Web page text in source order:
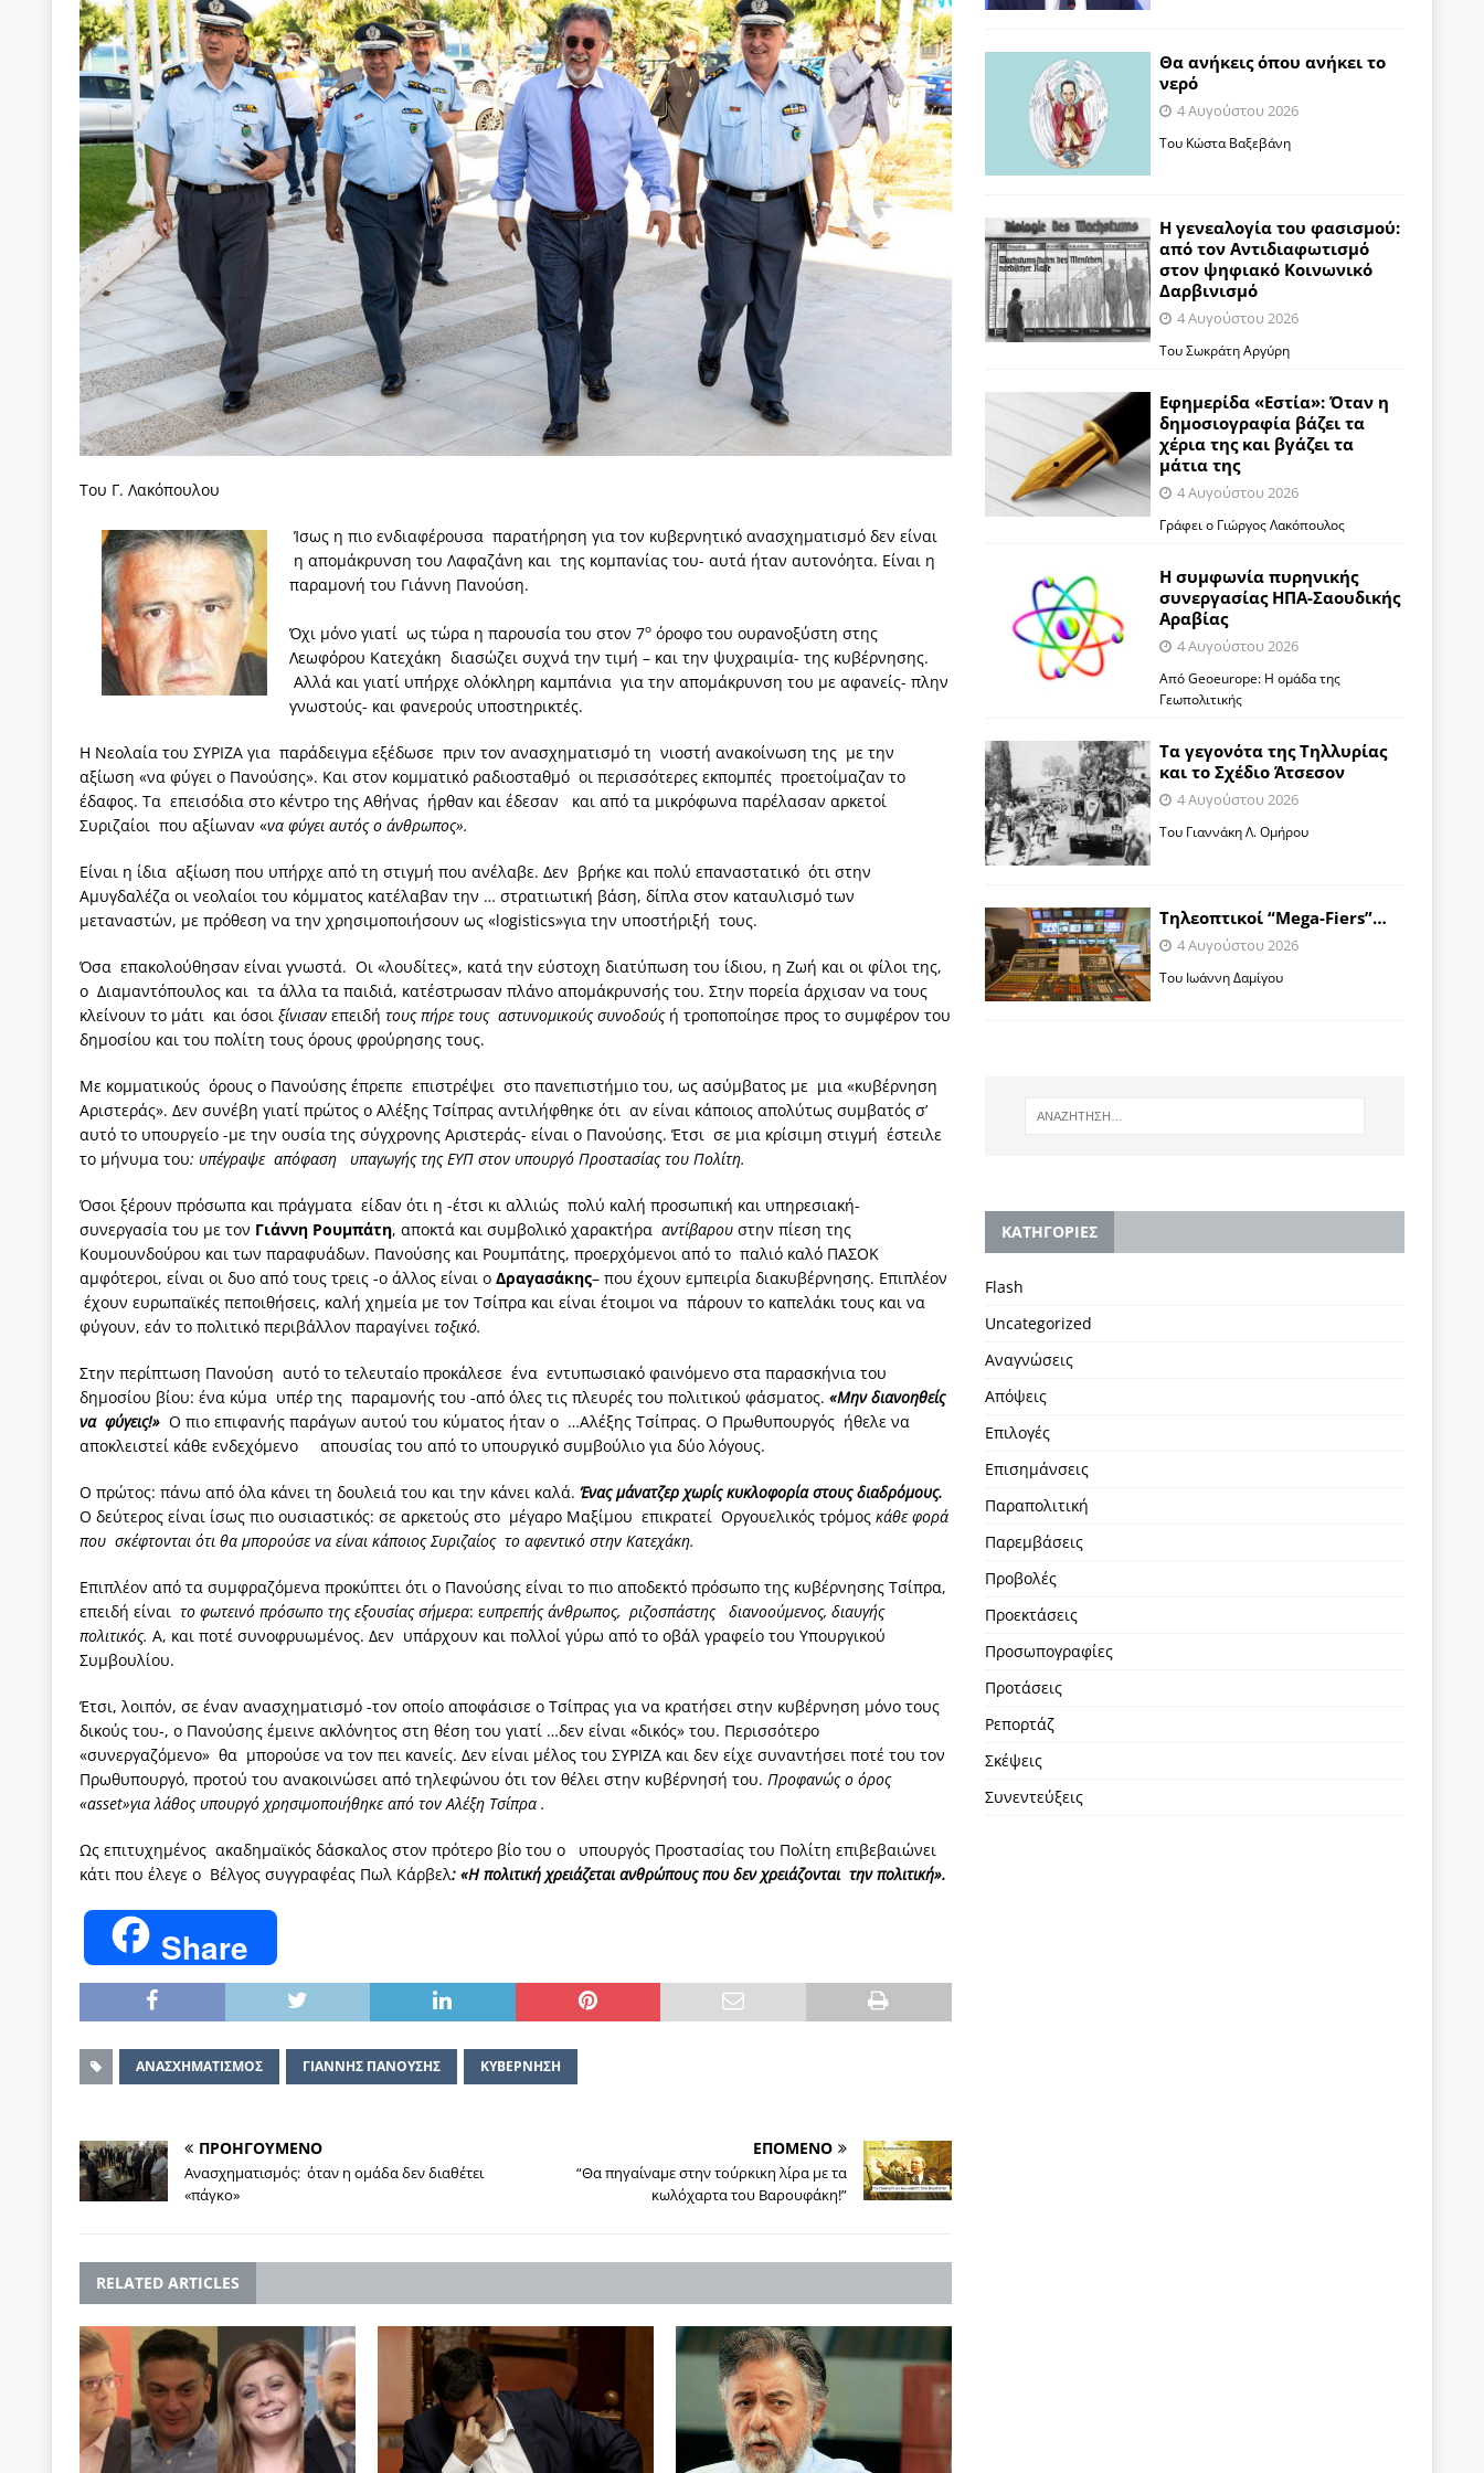
[ 22 Μαΐου 2020 ] Μακάριος Λαζαρίδης: Έργο!
ΠΡΟΣΩΠΟΓΡΑΦΙΕΣ
[ 5 Αυγούστου 2026 ] Κυριάκος Μητσοτάκης: Αναλγησίες
ΠΡΟΒΟΛΕΣ
[ 4 Αυγούστου 2026 ] Θα ανήκεις όπου ανήκει το νερό
ΑΝΑΓΝΩΣΕΙΣ
[ 4 Αυγούστου 2026 ]
Η γενεαλογία του φασισμού: από τον Αντιδιαφωτισμό στον ψηφιακό Κοινωνικό Δαρβινισμό
ΠΑΡΕΜΒΑΣΕΙΣ
[ 4 Αυγούστου 2026 ] Εφημερίδα «Εστία»: Όταν η δημοσιογραφία βάζει τα χέρια της και βγάζει τα μάτια της
ΑΠΟΨΕΙΣ
[ 4 Αυγούστου 2026 ]
Η συμφωνία πυρηνικής συνεργασίας ΗΠΑ-Σαουδικής Αραβίας
ΑΠΟΨΕΙΣ
[ 4 Αυγούστου 2026 ]
Τα γεγονότα της Τηλλυρίας και το Σχέδιο Άτσεσον
ΑΠΟΨΕΙΣ
[ 4 Αυγούστου 2026 ] Tηλεοπτικοί “Mega-Fiers”…
ΑΠΟΨΕΙΣ
[ 4 Αυγούστου 2026 ] Κώστας Τσουκαλάς: Αντιπολίτευση
ΠΡΟΒΟΛΕΣ
[ 4 Αυγούστου 2026 ] Ο Ιωάννης Μεταξάς και η 4η Αυγούστου: Πώς ένας αποτυχημένος κοινοβουλευτικός έγινε
δικτάτορας
ΕΠΙΛΟΓΕΣ
των δύο κομμάτων και όχι Ανδρουλάκη -Τσίπρα.
ΑΠΟΨΕΙΣ
[ 3 Αυγούστου 2026 ] Η τραγωδία της δημοκρατικής παράταξης: Ο λαός θέλει, αλλά τα κόμματα της αντιπολίτευσης δεν
μπορούν να φέρουν την αλλαγή
ΠΡΟΕΚΤΑΣΕΙΣ
[ 3 Αυγούστου 2026 ] Γιατί λιγοστεύουν «τα χρόνια της αθωότητας;» Το «αίνιγμα»και η «λύση» του μέσα από τον
εμβληματικό «Πολίτη Κέιν»
ΠΑΡΕΜΒΑΣΕΙΣ
[ 3 Αυγούστου 2026 ]
Το Νομικό DNA του Υπερταμείου και οι Ρήτρες του ESM
ΑΠΟΨΕΙΣ
[ 3 Αυγούστου 2026 ] Το γάλλιο και η γεωπολιτική ισχύς για την Ελλάδα ΑΠΟΨΕΙΣ
Του Γ. Λακόπουλου
Ίσως η πιο ενδιαφέρουσα παρατήρηση για τον κυβερνητικό ανασχηματισμό δεν είναι
η απομάκρυνση του Λαφαζάνη και της κομπανίας του- αυτά ήταν αυτονόητα. Είναι η
παραμονή του Γιάννη Πανούση.
Όχι μόνο γιατί ως τώρα η παρουσία του στον 7ο όροφο του ουρανοξύστη στης
Λεωφόρου Κατεχάκη διασώζει συχνά την τιμή – και την ψυχραιμία- της κυβέρνησης.
Αλλά και γιατί υπήρχε ολόκληρη καμπάνια για την απομάκρυνση του με αφανείς- πλην
γνωστούς- και φανερούς υποστηρικτές.
Η Νεολαία του ΣΥΡΙΖΑ για παράδειγμα εξέδωσε πριν τον ανασχηματισμό τη νιοστή ανακοίνωση της με την
αξίωση «να φύγει ο Πανούσης». Και στον κομματικό ραδιοσταθμό οι περισσότερες εκπομπές προετοίμαζαν το
έδαφος. Τα επεισόδια στο κέντρο της Αθήνας ήρθαν και έδεσαν και από τα μικρόφωνα παρέλασαν αρκετοί
Συριζαίοι που αξίωναν «να φύγει αυτός ο άνθρωπος».
Είναι η ίδια αξίωση που υπήρχε από τη στιγμή που ανέλαβε. Δεν βρήκε και πολύ επαναστατικό ότι στην
Αμυγδαλέζα οι νεολαίοι του κόμματος κατέλαβαν την … στρατιωτική βάση, δίπλα στον καταυλισμό των
μεταναστών, με πρόθεση να την χρησιμοποιήσουν ως «logistics»για την υποστήριξή τους.
Όσα επακολούθησαν είναι γνωστά. Οι «λουδίτες», κατά την εύστοχη διατύπωση του ίδιου, η Ζωή και οι φίλοι της,
ο Διαμαντόπουλος και τα άλλα τα παιδιά, κατέστρωσαν πλάνο απομάκρυνσής του. Στην πορεία άρχισαν να τους
κλείνουν το μάτι και όσοι ξίνισαν επειδή τους πήρε τους αστυνομικούς συνοδούςή τροποποίησε προς το συμφέρον του
δημοσίου και του πολίτη τους όρους φρούρησης τους.
Με κομματικούς όρους ο Πανούσης έπρεπε επιστρέψει στο πανεπιστήμιο του, ως ασύμβατος με μια «κυβέρνηση
Αριστεράς». Δεν συνέβη γιατί πρώτος ο Αλέξης Τσίπρας αντιλήφθηκε ότι αν είναι κάποιος απολύτως συμβατός σ’
αυτό το υπουργείο -με την ουσία της σύγχρονης Αριστεράς- είναι ο Πανούσης. Έτσι σε μια κρίσιμη στιγμή έστειλε
το μήνυμα του: υπέγραψε απόφαση υπαγωγής της ΕΥΠ στον υπουργό Προστασίας του Πολίτη.
Όσοι ξέρουν πρόσωπα και πράγματα είδαν ότι η -έτσι κι αλλιώς πολύ καλή προσωπική και υπηρεσιακή-
συνεργασία του με τον Γιάννη Ρουμπάτη, αποκτά και συμβολικό χαρακτήρα αντίβαρου στην πίεση της
Κουμουνδούρου και των παραφυάδων. Πανούσης και Ρουμπάτης, προερχόμενοι από το παλιό καλό ΠΑΣΟΚ
αμφότεροι, είναι οι δυο από τους τρεις -ο άλλος είναι ο Δραγασάκης– που έχουν εμπειρία διακυβέρνησης. Επιπλέον
έχουν ευρωπαϊκές πεποιθήσεις, καλή χημεία με τον Τσίπρα και είναι έτοιμοι να πάρουν το καπελάκι τους και να
φύγουν, εάν το πολιτικό περιβάλλον παραγίνει τοξικό.
Στην περίπτωση Πανούση αυτό το τελευταίο προκάλεσε ένα εντυπωσιακό φαινόμενο στα παρασκήνια του
δημοσίου βίου: ένα κύμα υπέρ της παραμονής του -από όλες τις πλευρές του πολιτικού φάσματος. «Μην διανοηθείς
να φύγεις!» Ο πιο επιφανής παράγων αυτού του κύματος ήταν ο …Αλέξης Τσίπρας. Ο Πρωθυπουργός ήθελε να
αποκλειστεί κάθε ενδεχόμενο απουσίας του από το υπουργικό συμβούλιο για δύο λόγους.
Ο πρώτος: πάνω από όλα κάνει τη δουλειά του και την κάνει καλά. Ένας μάνατζερ χωρίς κυκλοφορία στους διαδρόμους.
Ο δεύτερος είναι ίσως πιο ουσιαστικός: σε αρκετούς στο μέγαρο Μαξίμου επικρατεί Οργουελικός τρόμος κάθε φορά
που σκέφτονται ότι θα μπορούσε να είναι κάποιος Συριζαίος το αφεντικό στην Κατεχάκη.
Επιπλέον από τα συμφραζόμενα προκύπτει ότι ο Πανούσης είναι το πιο αποδεκτό πρόσωπο της κυβέρνησης Τσίπρα,
επειδή είναι το φωτεινό πρόσωπο της εξουσίας σήμερα: ευπρεπής άνθρωπος, ριζοσπάστης διανοούμενος, διαυγής
πολιτικός. Α, και ποτέ συνοφρυωμένος. Δεν υπάρχουν και πολλοί γύρω από το οβάλ γραφείο του Υπουργικού
Συμβουλίου.
Έτσι, λοιπόν, σε έναν ανασχηματισμό -τον οποίο αποφάσισε ο Τσίπρας για να κρατήσει στην κυβέρνηση μόνο τους
δικούς του-, ο Πανούσης έμεινε ακλόνητος στη θέση του γιατί …δεν είναι «δικός» του. Περισσότερο
«συνεργαζόμενο» θα μπορούσε να τον πει κανείς. Δεν είναι μέλος του ΣΥΡΙΖΑ και δεν είχε συναντήσει ποτέ του τον
Πρωθυπουργό, προτού του ανακοινώσει από τηλεφώνου ότι τον θέλει στην κυβέρνησή του. Προφανώς ο όρος
«asset»για λάθος υπουργό χρησιμοποιήθηκε από τον Αλέξη Τσίπρα .
Ως επιτυχημένος ακαδημαϊκός δάσκαλος στον πρότερο βίο του ο υπουργός Προστασίας του Πολίτη επιβεβαιώνει
κάτι που έλεγε ο Βέλγος συγγραφέας Πωλ Κάρβελ: «Η πολιτική χρειάζεται ανθρώπους που δεν χρειάζονται την πολιτική».
Share
ΑΝΑΣΧΗΜΑΤΙΣΜΟΣ ΓΙΑΝΝΗΣ ΠΑΝΟΥΣΗΣ ΚΥΒΕΡΝΗΣΗ
ΠΡΟΗΓΟΥΜΕΝΟ
Ανασχηματισμός: όταν η ομάδα δεν διαθέτει
«πάγκο»
ΕΠΟΜΕΝΟ
“Θα πηγαίναμε στην τούρκικη λίρα με τα
κωλόχαρτα του Βαρουφάκη!”
RELATED ARTICLES
Θα ανήκεις όπου ανήκει το
νερό
4 Αυγούστου 2026
Του Κώστα Βαξεβάνη
Η γενεαλογία του φασισμού:
από τον Αντιδιαφωτισμό
στον ψηφιακό Κοινωνικό
Δαρβινισμό
4 Αυγούστου 2026
Του Σωκράτη Αργύρη
Εφημερίδα «Εστία»: Όταν η
δημοσιογραφία βάζει τα
χέρια της και βγάζει τα
μάτια της
4 Αυγούστου 2026
Γράφει ο Γιώργος Λακόπουλος
Η συμφωνία πυρηνικής
συνεργασίας ΗΠΑ-Σαουδικής
Αραβίας
4 Αυγούστου 2026
Από Geoeurope: H ομάδα της
Γεωπολιτικής
Τα γεγονότα της Τηλλυρίας
και το Σχέδιο Άτσεσον
4 Αυγούστου 2026
Toυ Γιαννάκη Λ. Ομήρου
Tηλεοπτικοί “Mega-Fiers”…
4 Αυγούστου 2026
Toυ Ιωάννη Δαμίγου
KΑΤΗΓΟΡΙΕΣ
Flash
Uncategorized
Αναγνώσεις
Απόψεις
Επιλογές
Επισημάνσεις
Παραπολιτική
Παρεμβάσεις
Προβολές
Προεκτάσεις
Προσωπογραφίες
Προτάσεις
Ρεπορτάζ
Σκέψεις
Συνεντεύξεις